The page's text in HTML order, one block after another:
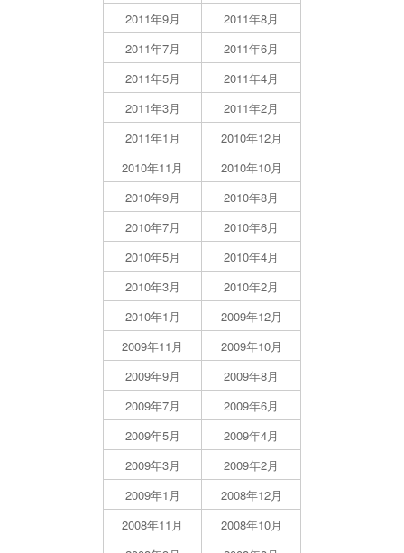
2011年9月
2011年8月
2011年7月
2011年6月
2011年5月
2011年4月
2011年3月
2011年2月
2011年1月
2010年12月
2010年11月
2010年10月
2010年9月
2010年8月
2010年7月
2010年6月
2010年5月
2010年4月
2010年3月
2010年2月
2010年1月
2009年12月
2009年11月
2009年10月
2009年9月
2009年8月
2009年7月
2009年6月
2009年5月
2009年4月
2009年3月
2009年2月
2009年1月
2008年12月
2008年11月
2008年10月